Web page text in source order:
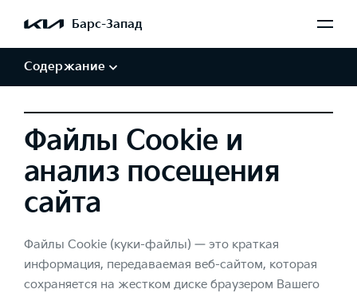
Барс-Запад
Содержание
Авторские права и товарные знаки
Файлы Cookie и
анализ посещения
сайта
Файлы Cookie (куки-файлы) — это краткая
информация, передаваемая веб-сайтом, которая
сохраняется на жестком диске браузером Вашего